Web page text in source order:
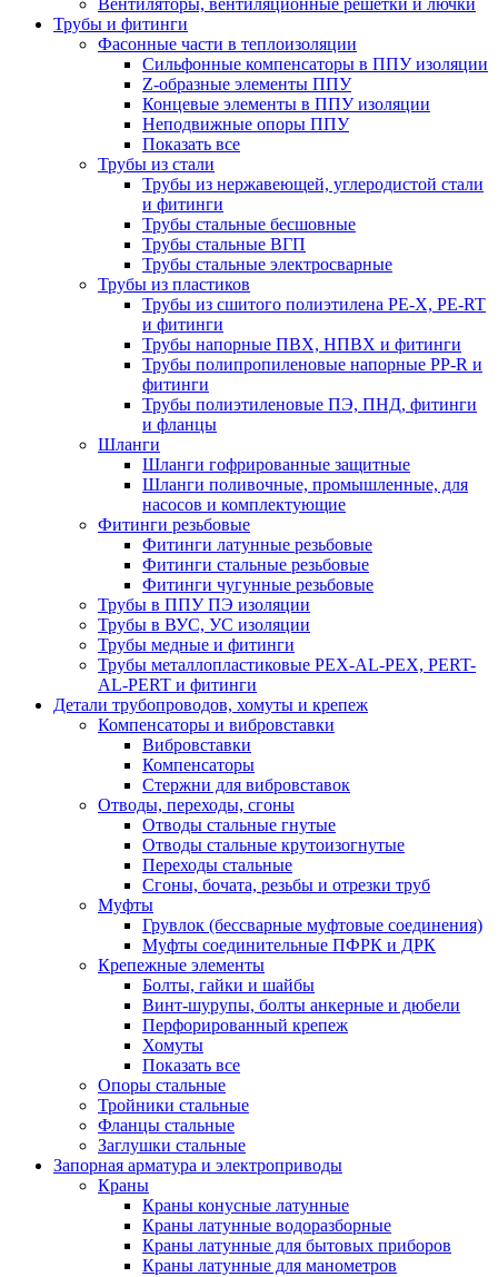
Вентиляторы, вентиляционные решетки и лючки
Трубы и фитинги
Фасонные части в теплоизоляции
Cильфонные компенсаторы в ППУ изоляции
Z-образные элементы ППУ
Концевые элементы в ППУ изоляции
Неподвижные опоры ППУ
Показать все
Трубы из стали
Трубы из нержавеющей, углеродистой стали
и фитинги
Трубы стальные бесшовные
Трубы стальные ВГП
Трубы стальные электросварные
Трубы из пластиков
Трубы из сшитого полиэтилена PE-X, PE-RT
и фитинги
Трубы напорные ПВХ, НПВХ и фитинги
Трубы полипропиленовые напорные PP-R и
фитинги
Трубы полиэтиленовые ПЭ, ПНД, фитинги
и фланцы
Шланги
Шланги гофрированные защитные
Шланги поливочные, промышленные, для
насосов и комплектующие
Фитинги резьбовые
Фитинги латунные резьбовые
Фитинги стальные резьбовые
Фитинги чугунные резьбовые
Трубы в ППУ ПЭ изоляции
Трубы в ВУС, УС изоляции
Трубы медные и фитинги
Трубы металлопластиковые PEX-AL-PEX, PERT-
AL-PERT и фитинги
Детали трубопроводов, хомуты и крепеж
Компенсаторы и вибровставки
Вибровставки
Компенсаторы
Стержни для вибровставок
Отводы, переходы, сгоны
Отводы стальные гнутые
Отводы стальные крутоизогнутые
Переходы стальные
Сгоны, бочата, резьбы и отрезки труб
Муфты
Грувлок (бессварные муфтовые соединения)
Муфты соединительные ПФРК и ДРК
Крепежные элементы
Болты, гайки и шайбы
Винт-шурупы, болты анкерные и дюбели
Перфорированный крепеж
Хомуты
Показать все
Опоры стальные
Тройники стальные
Фланцы стальные
Заглушки стальные
Запорная арматура и электроприводы
Краны
Краны конусные латунные
Краны латунные водоразборные
Краны латунные для бытовых приборов
Краны латунные для манометров